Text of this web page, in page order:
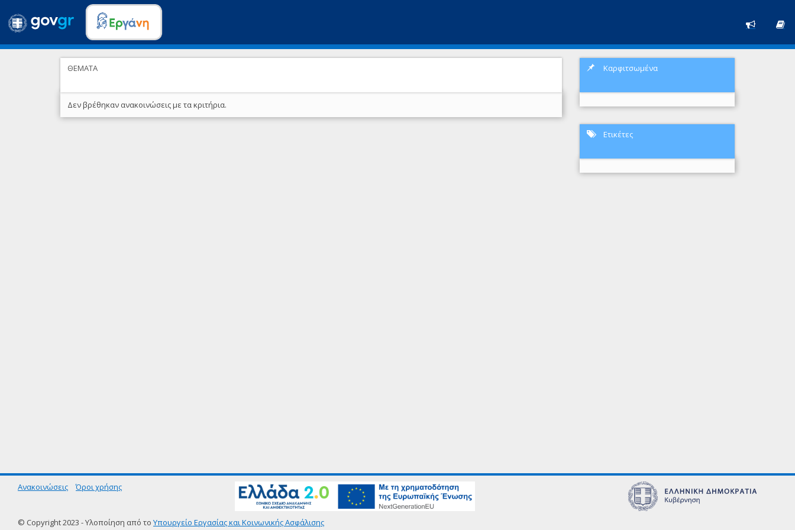
ΘΕΜΑΤΑ
Δεν βρέθηκαν ανακοινώσεις με τα κριτήρια.
Καρφιτσωμένα
Ετικέτες
Ανακοινώσεις Όροι χρήσης
© Copyright 2023 - Υλοποίηση από το Υπουργείο Εργασίας και Κοινωνικής Ασφάλισης